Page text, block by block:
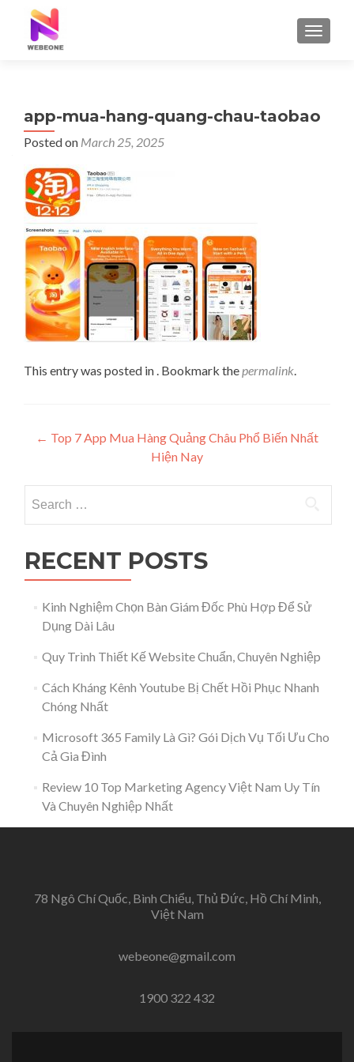
app-mua-hang-quang-chau-taobao
Posted on March 25, 2025
This entry was posted in . Bookmark thepermalink.
Post navigation
← Top 7 App Mua Hàng Quảng Châu Phổ Biến Nhất
Hiện Nay
RECENT POSTS
Kinh Nghiệm Chọn Bàn Giám Đốc Phù Hợp Để Sử
Dụng Dài Lâu
Quy Trình Thiết Kế Website Chuẩn, Chuyên Nghiệp
Cách Kháng Kênh Youtube Bị Chết Hồi Phục Nhanh
Chóng Nhất
Microsoft 365 Family Là Gì? Gói Dịch Vụ Tối Ưu Cho
Cả Gia Đình
Review 10 Top Marketing Agency Việt Nam Uy Tín
Và Chuyên Nghiệp Nhất
78 Ngô Chí Quốc, Bình Chiểu, Thủ Đức, Hồ Chí Minh,
Việt Nam
webeone@gmail.com
1900 322 432